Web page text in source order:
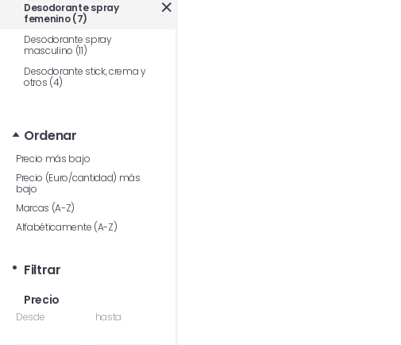
Desodorante spray
femenino (7)
Desodorante spray
masculino (11)
Desodorante stick, crema y
otros (4)
Ordenar
Precio más bajo
Precio (Euro/cantidad) más
bajo
Marcas (A-Z)
Alfabéticamente (A-Z)
Filtrar
Precio
Desde hasta